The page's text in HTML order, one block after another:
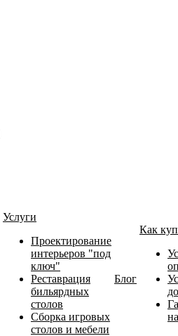
Услуги
Проектирование
интерьеров "под
ключ"
Реставрация
бильярдных
столов
Сборка игровых
столов и мебели
Блог
Как